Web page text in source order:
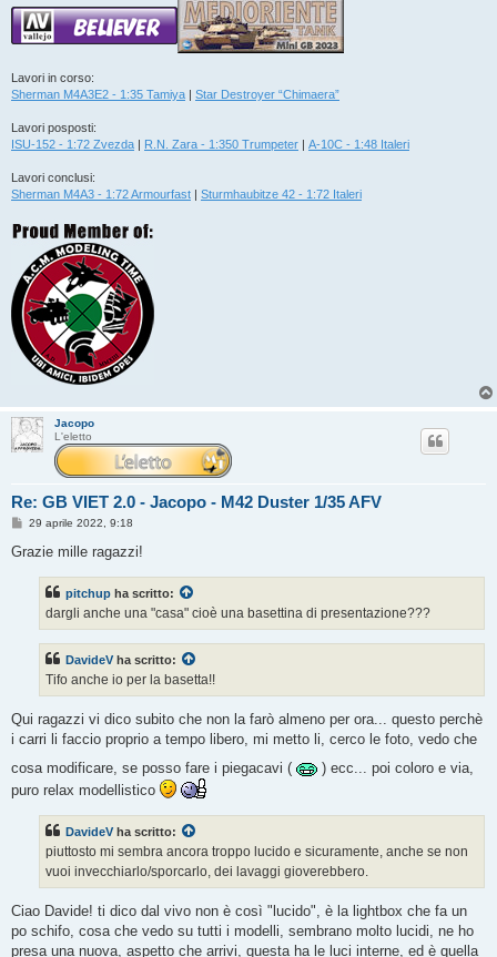
Lavori in corso:
Sherman M4A3E2 - 1:35 Tamiya | Star Destroyer “Chimaera”
Lavori posposti:
ISU-152 - 1:72 Zvezda | R.N. Zara - 1:350 Trumpeter | A-10C - 1:48 Italeri
Lavori conclusi:
Sherman M4A3 - 1:72 Armourfast | Sturmhaubitze 42 - 1:72 Italeri
Jacopo
L'eletto
Re: GB VIET 2.0 - Jacopo - M42 Duster 1/35 AFV
M
s
29 aprile 2022, 9:18
Grazie mille ragazzi!
pitchup ha scritto:
dargli anche una "casa" cioè una basettina di presentazione???
DavideV ha scritto:
Tifo anche io per la basetta!!
Qui ragazzi vi dico subito che non la farò almeno per ora... questo perchè
i carri li faccio proprio a tempo libero, mi metto li, cerco le foto, vedo che
cosa modificare, se posso fare i piegacavi (
) ecc... poi coloro e via,
puro relax modellistico
DavideV ha scritto:
piuttosto mi sembra ancora troppo lucido e sicuramente, anche se non
vuoi invecchiarlo/sporcarlo, dei lavaggi gioverebbero.
Ciao Davide! ti dico dal vivo non è così "lucido", è la lightbox che fa un
po schifo, cosa che vedo su tutti i modelli, sembrano molto lucidi, ne ho
presa una nuova, aspetto che arrivi, questa ha le luci interne, ed è quella